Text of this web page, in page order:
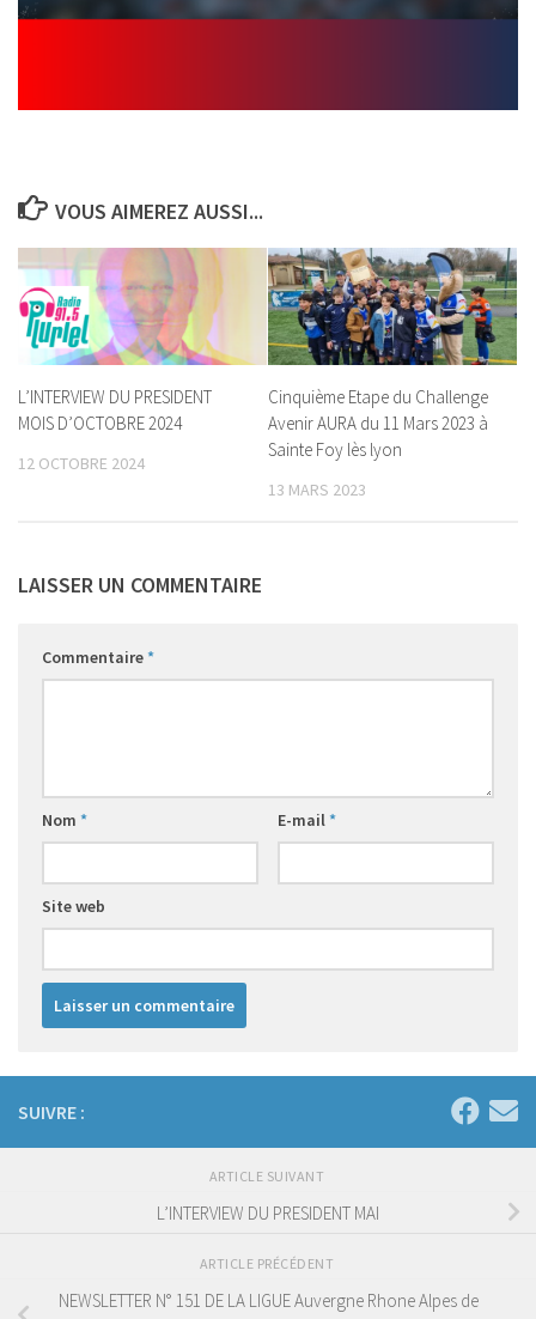
VOUS AIMEREZ AUSSI...
L’INTERVIEW DU PRESIDENT
MOIS D’OCTOBRE 2024
12 OCTOBRE 2024
Cinquième Etape du Challenge
Avenir AURA du 11 Mars 2023 à
Sainte Foy lès lyon
13 MARS 2023
LAISSER UN COMMENTAIRE
Commentaire*
Nom * E-mail*
Site web
SUIVRE :
ARTICLE SUIVANT
L’INTERVIEW DU PRESIDENT MAI
ARTICLE PRÉCÉDENT
NEWSLETTER N° 151 DE LA LIGUE Auvergne Rhone Alpes de